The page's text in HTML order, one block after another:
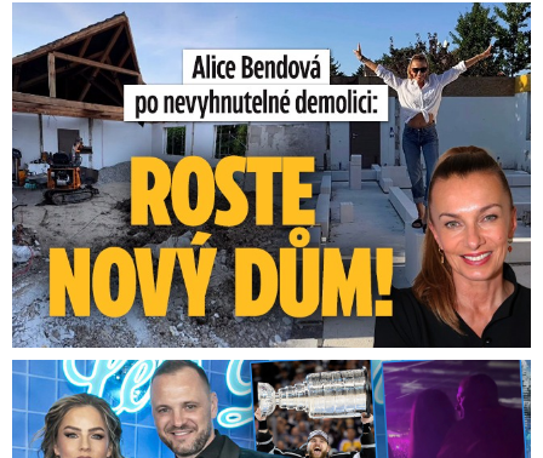
Bendová po nevyhnutelné demolici: Takhle roste nový dům
Na Gáboríka se sypou obvinění z nevěry: Reakce manželky!